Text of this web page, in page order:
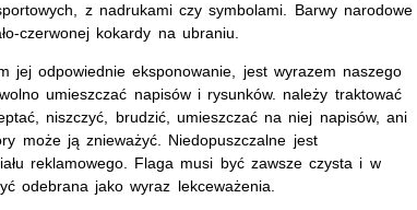
z nadrukami czy symbolami. Barwy narodowe
czerwonej kokardy na ubraniu.
jej odpowiednie eksponowanie, jest wyrazem naszego
umieszczać napisów i rysunków. należy traktować
niszczyć, brudzić, umieszczać na niej napisów, ani
może ją znieważyć. Niedopuszczalne jest
reklamowego. Flaga musi być zawsze czysta i w
odebrana jako wyraz lekceważenia.